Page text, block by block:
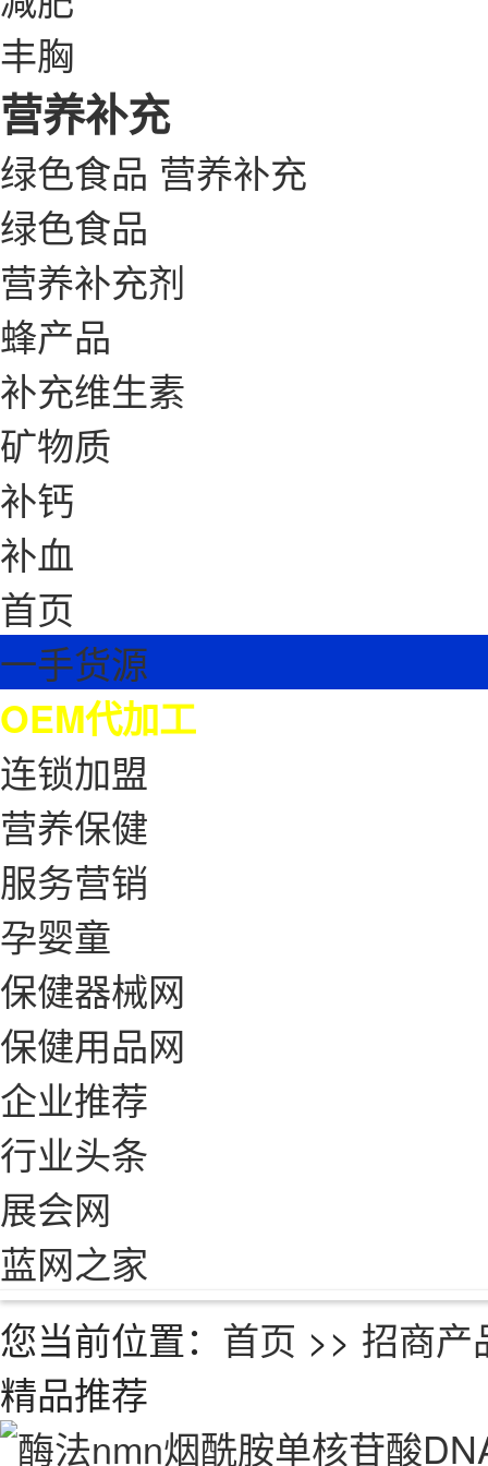
丰胸
营养补充
绿色食品 营养补充
绿色食品
营养补充剂
蜂产品
补充维生素
矿物质
补钙
补血
首页
一手货源
OEM代加工
连锁加盟
营养保健
服务营销
孕婴童
保健器械网
保健用品网
企业推荐
行业头条
展会网
蓝网之家
您当前位置： 首页 >> 招商产
精品推荐